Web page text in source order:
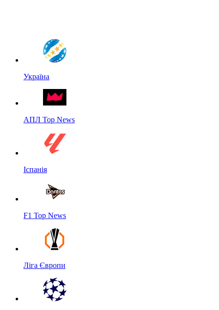
Україна
АПЛ Top News
Іспанія
F1 Top News
Ліга Європи